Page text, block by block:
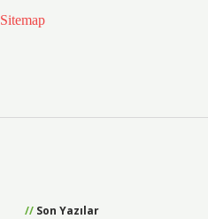
Sitemap
Son Yazılar